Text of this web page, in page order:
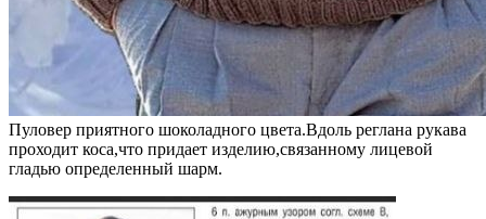
Пуловер приятного шоколадного цвета.Вдоль реглана рукава
проходит коса,что придает изделию,связанному лицевой
гладью определенный шарм.